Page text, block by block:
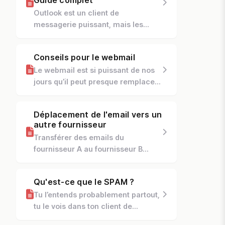
Outlook est un client de
messagerie puissant, mais les
article, nous couvrons les
problèmes...
Conseils pour le webmail
Le webmail est si puissant de nos
jours qu’il peut presque remplacer
le monde, vous pouvez en...
Déplacement de l'email vers un
autre fournisseur
Transférer des emails du
fournisseur A au fournisseur B
un outil extrêmement util...
Qu'est-ce que le SPAM ?
Tu l’entends probablement partout,
tu le vois dans ton client de